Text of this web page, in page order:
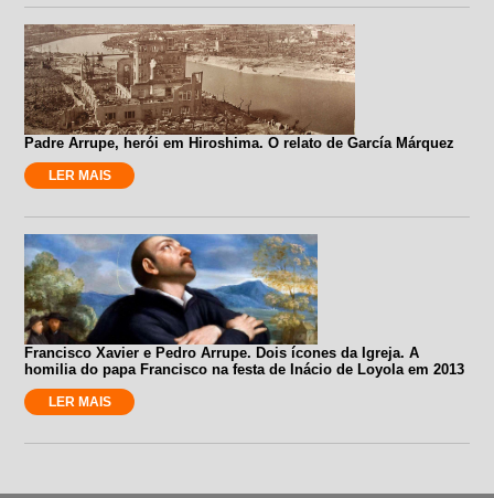
Padre Arrupe, herói em Hiroshima. O relato de García Márquez
LER MAIS
Francisco Xavier e Pedro Arrupe. Dois ícones da Igreja. A
homilia do papa Francisco na festa de Inácio de Loyola em 2013
LER MAIS